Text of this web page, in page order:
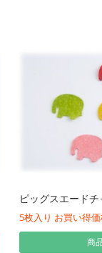
ピッグスエードチ
5枚入り お買い得価
商